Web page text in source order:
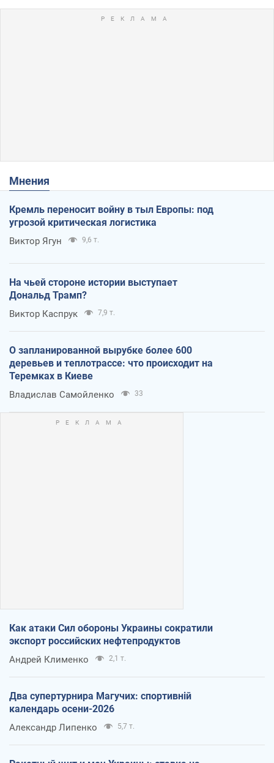
Мнения
Кремль переносит войну в тыл Европы: под
угрозой критическая логистика
Виктор Ягун 9,6 т.
На чьей стороне истории выступает
Дональд Трамп?
Виктор Каспрук 7,9 т.
О запланированной вырубке более 600
деревьев и теплотрассе: что происходит на
Теремках в Киеве
Владислав Самойленко 33
Как атаки Сил обороны Украины сократили
экспорт российских нефтепродуктов
Андрей Клименко 2,1 т.
Два супертурнира Магучих: спортивній
календарь осени-2026
Александр Липенко 5,7 т.